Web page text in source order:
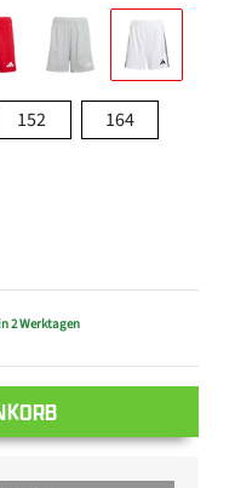
152
164
2 Werktagen